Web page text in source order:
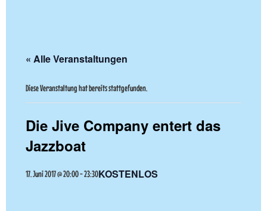
« Alle Veranstaltungen
Diese Veranstaltung hat bereits stattgefunden.
Die Jive Company entert das
Jazzboat
17. Juni 2017 @ 20:00-23:30KOSTENLOS